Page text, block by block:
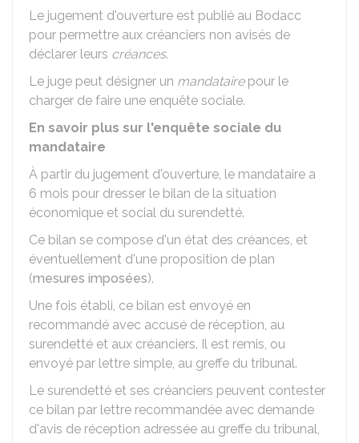
Le jugement d'ouverture est publié au Bodacc
pour permettre aux créanciers non avisés de
déclarer leurs créances.
Le juge peut désigner un mandatairepour le
charger de faire une enquête sociale.
En savoir plus sur l'enquête sociale du
mandataire
À partir du jugement d'ouverture, le mandataire a
6 mois pour dresser le bilan de la situation
économique et social du surendetté.
Ce bilan se compose d'un état des créances, et
éventuellement d'une proposition de plan
(mesures imposées).
Une fois établi, ce bilan est envoyé en
recommandé avec accusé de réception, au
surendetté et aux créanciers. Il est remis, ou
envoyé par lettre simple, au greffe du tribunal.
Le surendetté et ses créanciers peuvent contester
ce bilan par lettre recommandée avec demande
d'avis de réception adressée au greffe du tribunal,